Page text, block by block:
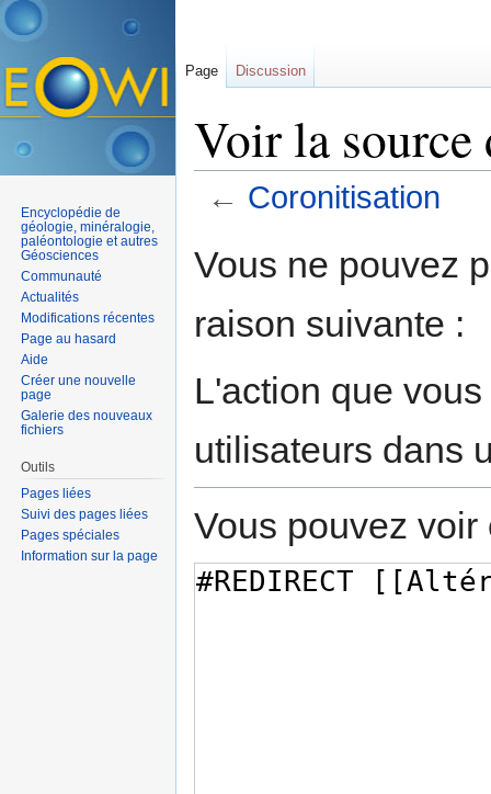
Voir la
← Coronitisation
Vous ne pouvez
raison suivante :
L'action que
utilisateurs dans
Vous pouvez
Page Discussion
Encyclopédie de
géologie, minéralogie,
paléontologie et autres
Géosciences
Communauté
Actualités
Modifications récentes
Page au hasard
Aide
Créer une nouvelle
page
Galerie des nouveaux
fichiers
Outils
Pages liées
Suivi des pages liées
Pages spéciales
Information sur la page